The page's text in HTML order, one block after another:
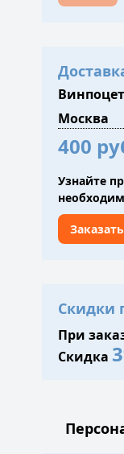
400
Узнайте
Скидки
При
Скидка